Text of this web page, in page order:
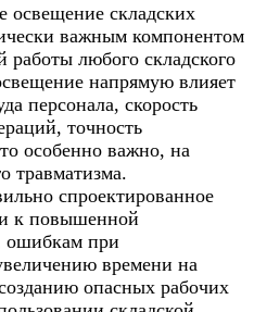
освещение складских
важным компонентом
любого складского
напрямую влияет
персонала, скорость
точность
особенно важно, на
травматизма.
спроектированное
к повышенной
ошибкам при
времени на
опасных рабочих